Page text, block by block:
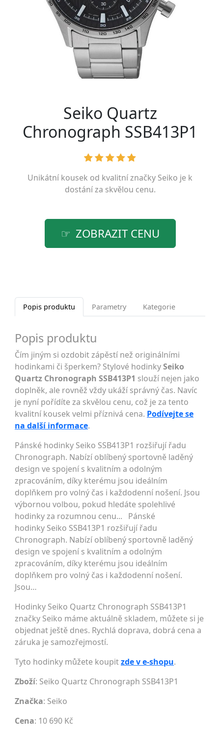
Seiko Quartz
Chronograph SSB413P1
Unikátní kousek od kvalitní značky Seiko je k
dostání za skvělou cenu.
ZOBRAZIT CENU
Popis produktu Parametry Kategorie
Popis produktu
Čím jiným si ozdobit zápěstí než originálními
hodinkami či šperkem? Stylové hodinkySeiko
Quartz Chronograph SSB413P1 slouží nejen jako
doplněk, ale rovněž vždy ukáží správný čas. Navíc
je nyní pořídíte za skvělou cenu, což je za tento
kvalitní kousek velmi příznivá cena. Podívejte se
na další informace.
Pánské hodinky Seiko SSB413P1 rozšiřují řadu
Chronograph. Nabízí oblíbený sportovně laděný
design ve spojení s kvalitním a odolným
zpracováním, díky kterému jsou ideálním
doplňkem pro volný čas i každodenní nošení. Jsou
výbornou volbou, pokud hledáte spolehlivé
hodinky za rozumnou cenu... Pánské
hodinky Seiko SSB413P1 rozšiřují řadu
Chronograph. Nabízí oblíbený sportovně laděný
design ve spojení s kvalitním a odolným
zpracováním, díky kterému jsou ideálním
doplňkem pro volný čas i každodenní nošení.
Jsou…
Hodinky Seiko Quartz Chronograph SSB413P1
značky Seiko máme aktuálně skladem, můžete si je
objednat ještě dnes. Rychlá doprava, dobrá cena a
záruka je samozřejmostí.
Tyto hodinky můžete koupitzde v e-shopu.
Zboží: Seiko Quartz Chronograph SSB413P1
Značka: Seiko
Cena: 10 690 Kč